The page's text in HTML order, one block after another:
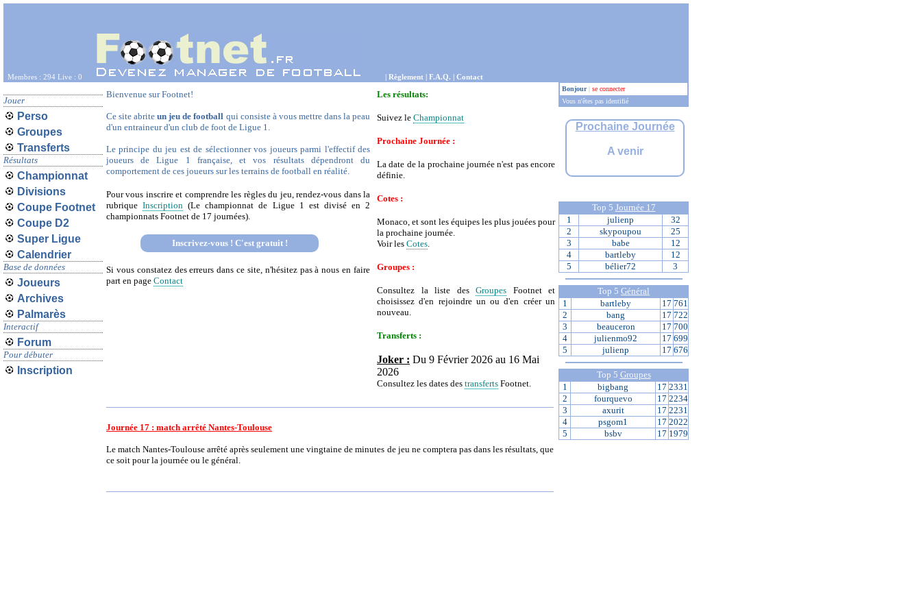
Membres : 294 Live : 0 Règlement F.A.Q. Contact
Jouer
Perso
Groupes
Transferts
Résultats
Championnat
Divisions
Coupe Footnet
Coupe D2
Super Ligue
Calendrier
Base de données
Joueurs
Archives
Palmarès
Interactif
Forum
Pour débuter
Inscription
Bienvenue sur Footnet!
Ce site abriteun jeu de football qui consiste à vous mettre dans la peau
d'un entraineur d'un club de foot de Ligue 1.
Le principe du jeu est de sélectionner vos joueurs parmi l'effectif des
joueurs de Ligue 1 française, et vos résultats dépendront du
comportement de ces joueurs sur les terrains de football en réalité.
Pour vous inscrire et comprendre les règles du jeu, rendez-vous dans la
rubriqueInscription (Le championnat de Ligue 1 est divisé en 2
championnats Footnet de 17 journées).
Inscrivez-vous ! C'est gratuit !
Si vous constatez des erreurs dans ce site, n'hésitez pas à nous en faire
part en page Contact
Les résultats:
Suivez le Championnat
Prochaine Journée :
La date de la prochaine journée n'est pas encore
définie.
Cotes :
Monaco, et sont les équipes les plus jouées pour
la prochaine journée.
Voir les Cotes.
Groupes :
Consultez la liste des Groupes Footnet et
choisissez d'en rejoindre un ou d'en créer un
nouveau.
Transferts :
Joker : Du 9 Février 2026 au 16 Mai
2026
Consultez les dates des transferts Footnet.
Journée 17 : match arrêté Nantes-Toulouse
Le match Nantes-Toulouse arrêté après seulement une vingtaine de minutes de jeu ne comptera pas dans les résultats, que
ce soit pour la journée ou le général.
Bonjour| se connecter
Vous n'êtes pas identifié
Prochaine Journée
A venir
Top 5 Journée 17
1
julienp
32
2
skypoupou
25
3
babe
12
4
bartleby
12
5
bélier72 3
Top 5 Général
1
bartleby 17 761
2
bang 17 722
3
beauceron 17 700
4
julienmo92 17 699
5
julienp 17 676
Top 5 Groupes
1
bigbang 17 2331
2
fourquevo 17 2234
3
axurit 17 2231
4
psgom1 17 2022
5
bsbv 17 1979